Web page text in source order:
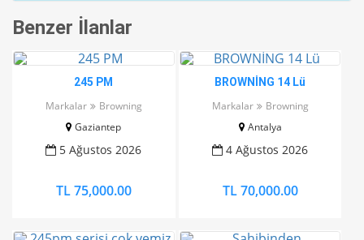
Benzer İlanlar
245 PM
Markalar
Browning
Gaziantep
5 Ağustos 2026
TL 75,000.00
BROWNİNG 14 Lü
Markalar
Browning
Antalya
4 Ağustos 2026
TL 70,000.00